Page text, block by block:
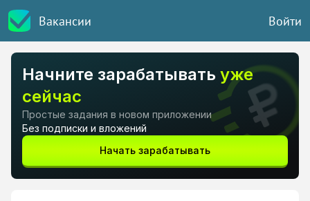
Вакансии Войти
Начните зарабатывать уже
сейчас
Простые задания в новом приложении
Без подписки и вложений
Начать зарабатывать